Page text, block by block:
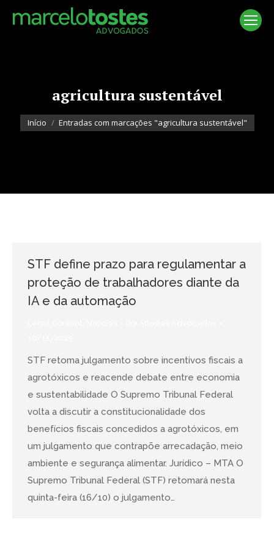
agricultura sustentável
Você está aqui:
Início Entradas com marcações "agricultura sustentável"
STF define prazo para regulamentar a
proteção de trabalhadores diante da
IA e da automação
STF retoma julgamento sobre incentivos fiscais a
agrotóxicos e reacende debate entre economia
e sustentabilidade O Supremo Tribunal Federal
volta a discutir a constitucionalidade dos
benefícios fiscais concedidos a agrotóxicos, em
um julgamento que contrapõe arrecadação, meio
ambiente e segurança alimentar. Jurídico – MTA O
Supremo Tribunal Federal (STF) retomará nesta
quinta-feira (16/10) o julgamento…